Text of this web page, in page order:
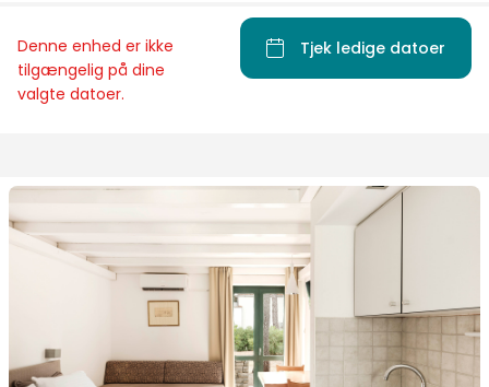
Denne enhed er ikke
tilgængelig på dine
valgte datoer.
Tjek ledige datoer